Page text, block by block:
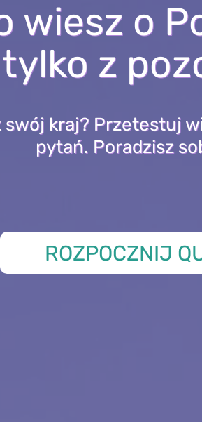
wiesz o
tylko z
swój kraj? Przetestuj
pytań. Poradzisz
ROZPOCZNIJ